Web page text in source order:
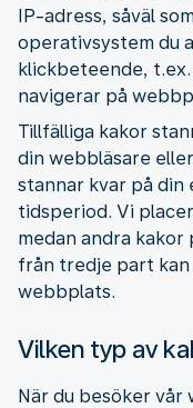
IP-adress, såväl
operativsystem du
klickbeteende,
navigerar på
Tillfälliga kakor
din webbläsare
stannar kvar på
tidsperiod. Vi
medan andra
från tredje part kan
webbplats.
Vilken typ av
När du besöker vår